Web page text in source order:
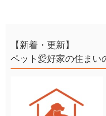
【新着・更新】
ペット愛好家の住まい